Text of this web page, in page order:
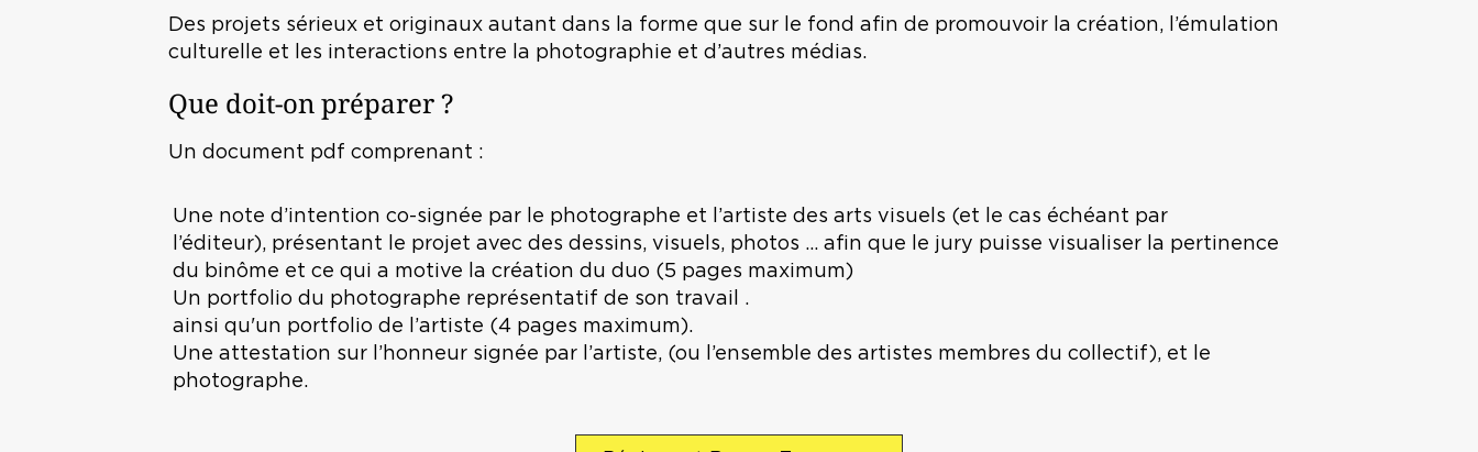
Des projets sérieux et originaux autant dans la forme que sur le fond afin de promouvoir la création, l’émulation
culturelle et les interactions entre la photographie et d’autres médias.​
Que doit-on préparer ?
Un document pdf comprenant :
Une note d’intention co-signée par le photographe et l’artiste des arts visuels (et le cas échéant par
l’éditeur), présentant le projet avec des dessins, visuels, photos ... afin que le jury puisse visualiser la pertinence
du binôme et ce qui a motive la création du duo (5 pages maximum)
Un portfolio du photographe représentatif de son travail .
ainsi qu'un portfolio de l’artiste (4 pages maximum).
Une attestation sur l’honneur signée par l’artiste, (ou l’ensemble des artistes membres du collectif), et le
photographe.